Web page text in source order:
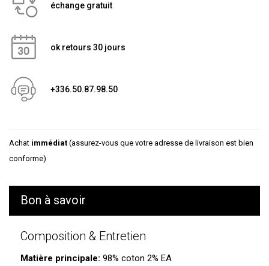
échange gratuit
ok retours 30 jours
+336.50.87.98.50
Achat immédiat (assurez-vous que votre adresse de livraison est bien
conforme)
Bon à savoir
Composition & Entretien
Matière principale: 98% coton 2% EA